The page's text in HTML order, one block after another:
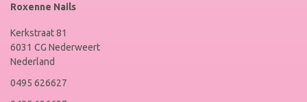
Roxenne Nails
Kerkstraat 81
6031 CG Nederweert
Nederland
0495 626627